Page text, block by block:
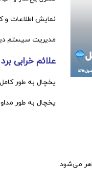
نمایش اطلاعات و
مدیریت سیستم
علائم خرابی
یخچال به طور
یخچال به طور
می‌شود.